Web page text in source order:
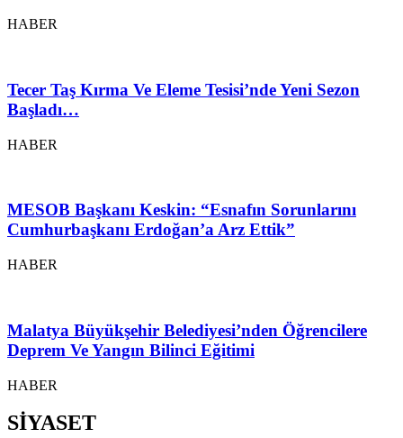
HABER
Tecer Taş Kırma Ve Eleme Tesisi’nde Yeni Sezon
Başladı…
HABER
MESOB Başkanı Keskin: “Esnafın Sorunlarını
Cumhurbaşkanı Erdoğan’a Arz Ettik”
HABER
Malatya Büyükşehir Belediyesi’nden Öğrencilere
Deprem Ve Yangın Bilinci Eğitimi
HABER
SİYASET